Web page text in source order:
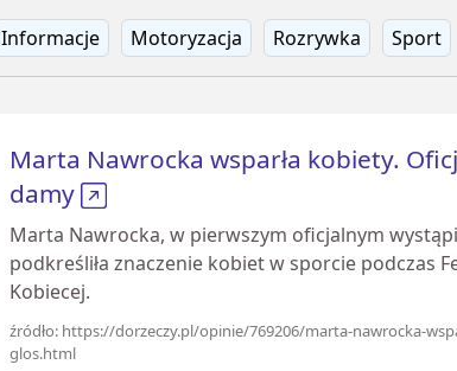
Informacje Motoryzacja Rozrywka Sport
Marta Nawrocka wsparła kobiety.
damy
Marta Nawrocka, w pierwszym oficjalnym
podkreśliła znaczenie kobiet w sporcie podczas
Kobiecej.
źródło: https://dorzeczy.pl/opinie/769206/marta-nawrocka-
glos.html